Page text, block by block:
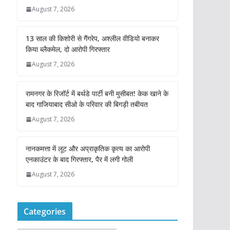
August 7, 2026
13 साल की किशोरी से गैंगरेप, अश्लील वीडियो बनाकर
किया ब्लैकमेल, दो आरोपी गिरफ्तार
August 7, 2026
रामनगर के रिजॉर्ट में बर्थडे पार्टी बनी मुसीबत! केक खाने के
बाद गाजियाबाद सीओ के परिवार की बिगड़ी तबीयत
August 7, 2026
नानकमत्ता में लूट और अप्राकृतिक कृत्य का आरोपी
एनकाउंटर के बाद गिरफ्तार, पैर में लगी गोली
August 7, 2026
Categories